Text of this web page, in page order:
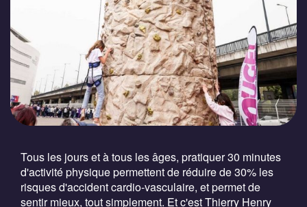
Tous les jours et à tous les âges, pratiquer 30 minutes
d'activité physique permettent de réduire de 30% les
risques d'accident cardio-vasculaire, et permet de
sentir mieux, tout simplement. Et c'est Thierry Henry